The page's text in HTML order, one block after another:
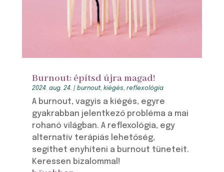
Burnout: építsd újra magad!
2024. aug. 24. | burnout, kiégés, reflexológia
A burnout, vagyis a kiégés, egyre
gyakrabban jelentkező probléma a mai
rohanó világban. A reflexológia, egy
alternatív terápiás lehetőség,
segíthet enyhíteni a burnout tüneteit.
Keressen bizalommal!